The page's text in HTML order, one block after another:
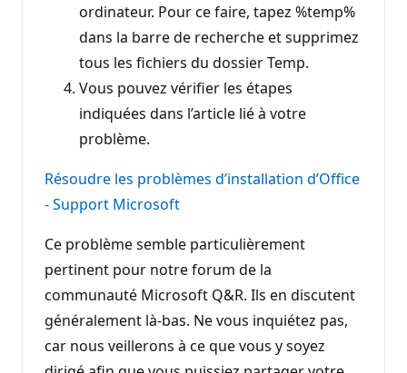
ordinateur. Pour ce faire, tapez %temp%
dans la barre de recherche et supprimez
tous les fichiers du dossier Temp.
Vous pouvez vérifier les étapes
indiquées dans l’article lié à votre
problème.
Résoudre les problèmes d’installation d’Office
- Support Microsoft
Ce problème semble particulièrement
pertinent pour notre forum de la
communauté Microsoft Q&R. Ils en discutent
généralement là-bas. Ne vous inquiétez pas,
car nous veillerons à ce que vous y soyez